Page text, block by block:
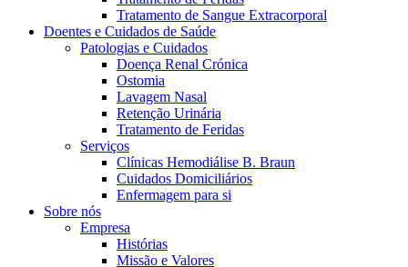
Contactos
Em diálogo com a B. Braun. Entre em contacto connosco
Tratamento de Sangue Extracorporal
Doentes e Cuidados de Saúde
Patologias e Cuidados
Doença Renal Crónica
Ostomia
Lavagem Nasal
Retenção Urinária
Tratamento de Feridas
Serviços
Clínicas Hemodiálise B. Braun
Cuidados Domiciliários
Enfermagem para si
Sobre nós
Empresa
Histórias
Missão e Valores